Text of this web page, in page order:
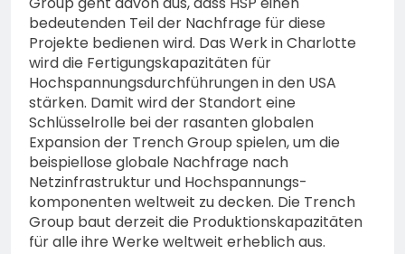
bedeutenden Teil der Nachfrage für diese
Projekte bedienen wird. Das Werk in Charlotte
wird die Fertigungskapazitäten für
Hochspannungsdurchführungen in den USA
stärken. Damit wird der Standort eine
Schlüsselrolle bei der rasanten globalen
Expansion der Trench Group spielen, um die
beispiellose globale Nachfrage nach
Netzinfrastruktur und Hochspannungs-
komponenten weltweit zu decken. Die Trench
Group baut derzeit die Produktionskapazitäten
für alle ihre Werke weltweit erheblich aus.